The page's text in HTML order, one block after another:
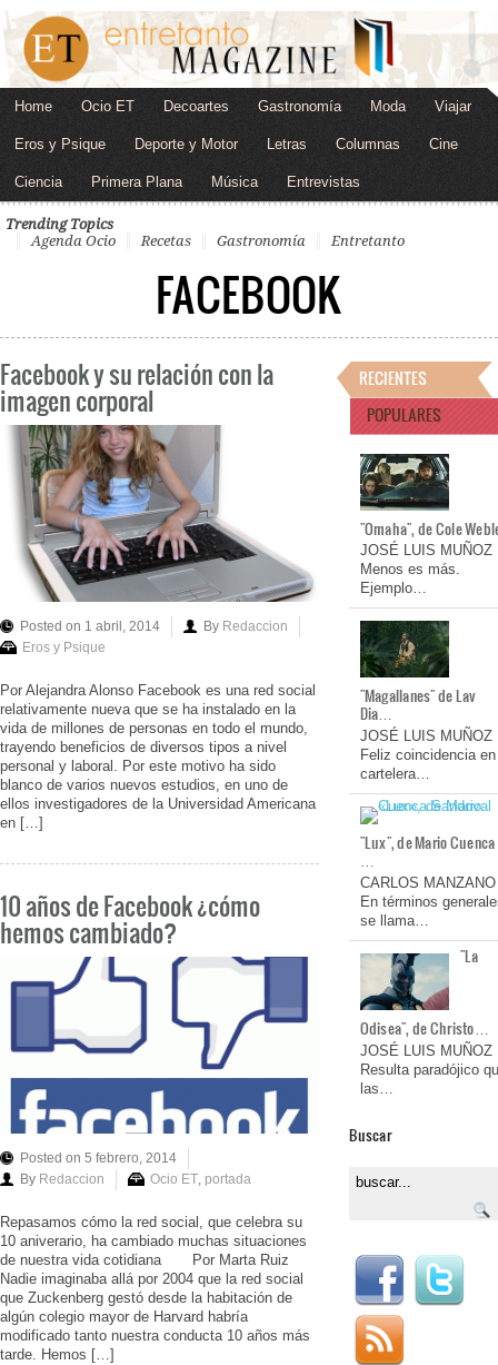
Home Ocio ET Decoartes Gastronomía Moda Viajar
Eros y Psique Deporte y Motor Letras Columnas Cine
Ciencia Primera Plana Música Entrevistas
Trending Topics
Agenda Ocio
Recetas Gastronomía Entretanto
FACEBOOK
Facebook y su relación con la
imagen corporal
Posted on 1 abril, 2014 By Redaccion
Eros y Psique
Por Alejandra Alonso Facebook es una red social
relativamente nueva que se ha instalado en la
vida de millones de personas en todo el mundo,
trayendo beneficios de diversos tipos a nivel
personal y laboral. Por este motivo ha sido
blanco de varios nuevos estudios, en uno de
ellos investigadores de la Universidad Americana
en […]
10 años de Facebook ¿cómo
hemos cambiado?
Posted on 5 febrero, 2014
By Redaccion Ocio ET, portada
Repasamos cómo la red social, que celebra su
10 aniverario, ha cambiado muchas situaciones
de nuestra vida cotidiana Por Marta Ruiz
Nadie imaginaba allá por 2004 que la red social
que Zuckenberg gestó desde la habitación de
algún colegio mayor de Harvard habría
modificado tanto nuestra conducta 10 años más
tarde. Hemos […]
RECIENTES
POPULARES
"Omaha", de Cole
JOSÉ LUIS MUÑOZ
Menos es más.
Ejemplo…
"Magallanes" de Lav
Dia…
JOSÉ LUIS MUÑOZ
Feliz coincidencia en
cartelera…
"Lux", de Mario Cuenca
…
CARLOS MANZANO
En términos
se llama…
"La
Odisea", de Christo…
JOSÉ LUIS MUÑOZ
Resulta paradójico
las…
Buscar